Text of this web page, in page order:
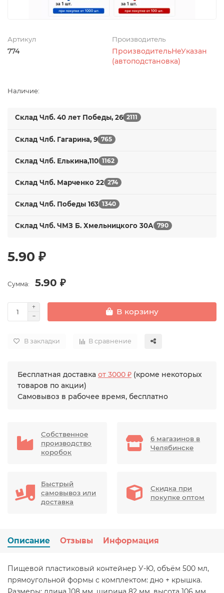
Артикул
774
Производитель
ПроизводительНеУказан
(автоподстановка)
Наличие:
Склад Члб. 40 лет Победы, 26 2111
Склад Члб. Гагарина, 9 765
Склад Члб. Елькина,110 1162
Склад Члб. Марченко 22 274
Склад Члб. Победы 163 1340
Склад Члб. ЧМЗ Б. Хмельницкого 30А 790
5.90 ₽
Сумма: 5.90 ₽
В корзину
В закладки В сравнение
Бесплатная доставка от 3000 ₽ (кроме некоторых
товаров по акции)
Самовывоз в рабочее время, бесплатно
Собственное
производство
коробок
6 магазинов в
Челябинске
Быстрый
самовывоз или
доставка
Скидка при
покупке оптом
Описание Отзывы Информация
Пищевой пластиковый контейнер У-Ю, объём 500 мл,
прямоугольной формы с комплектом: дно + крышка.